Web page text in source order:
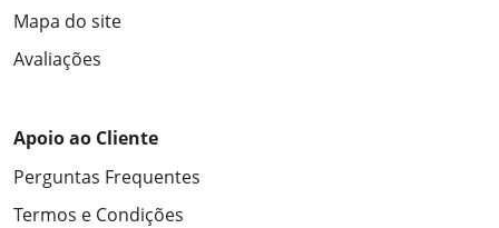
Mapa do site
Avaliações
Apoio ao Cliente
Perguntas Frequentes
Termos e Condições